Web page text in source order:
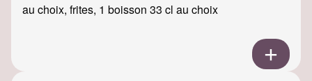
au choix, frites, 1 boisson 33 cl au choix